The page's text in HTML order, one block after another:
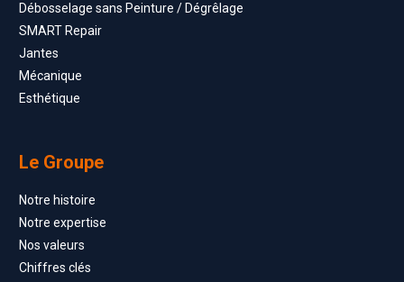
Débosselage sans Peinture / Dégrêlage
SMART Repair
Jantes
Mécanique
Esthétique
Le Groupe
Notre histoire
Notre expertise
Nos valeurs
Chiffres clés